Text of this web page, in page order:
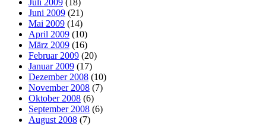
Juni 2009 (21)
Mai 2009 (14)
April 2009 (10)
März 2009 (16)
Februar 2009 (20)
Januar 2009 (17)
Dezember 2008 (10)
November 2008 (7)
Oktober 2008 (6)
September 2008 (6)
August 2008 (7)